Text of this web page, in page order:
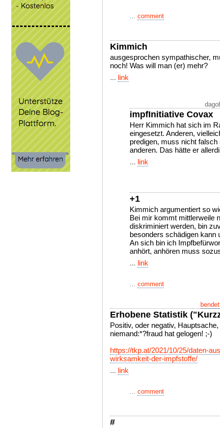
... comment
Kimmich
ausgesprochen sympathischer,
noch! Was will man (er) mehr?
... link
impfInitiative Covax
Herr Kimmich hat sich im
eingesetzt. Anderen,
predigen, muss nicht
anderen. Das hätte er
... link
+1
Kimmich argumentiert so
Bei mir kommt mittlerweile
diskriminiert werden, bin
besonders schädigen kann
An sich bin ich
anhört, anhören muss
... link
... comment
Erhobene Statistik
Positiv, oder negativ,
niemand:*?fraud hat gelogen! ;-)
https://tkp.at/2021/10/25/daten-
wirksamkeit-der-impfstoffe/
... link
... comment
#